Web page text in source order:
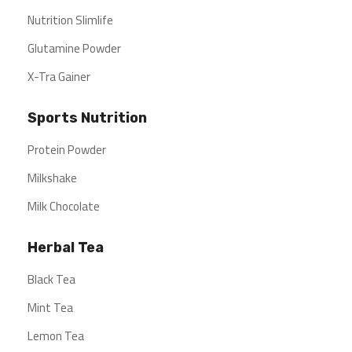
Nutrition Slimlife
Glutamine Powder
X-Tra Gainer
Sports Nutrition
Protein Powder
Milkshake
Milk Chocolate
Herbal Tea
Black Tea
Mint Tea
Lemon Tea